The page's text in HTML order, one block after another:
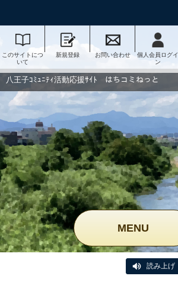
このサイトにつ
いて
新規登録 お問い合わせ
個人会員ログイ
ン
八王子ｺﾐｭﾆﾃｨ活動応援ｻｲﾄ はちコミねっと
MENU
読み上げ